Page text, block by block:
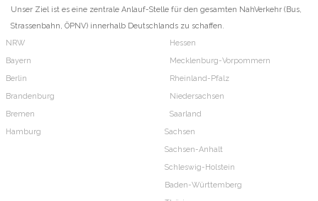
Unser Ziel ist es eine zentrale Anlauf-Stelle für den gesamten NahVerkehr (Bus,
Strassenbahn, ÖPNV) innerhalb Deutschlands zu schaffen.
NRW
Bayern
Berlin
Brandenburg
Bremen
Hamburg
Hessen
Mecklenburg-Vorpommern
Rheinland-Pfalz
Niedersachsen
Saarland
Sachsen
Sachsen-Anhalt
Schleswig-Holstein
Baden-Württemberg